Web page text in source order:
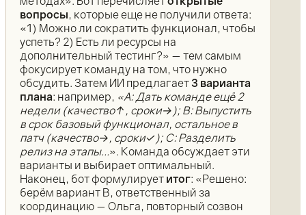
вопросы, которые еще не получили ответа:
«1) Можно ли сократить функционал, чтобы
успеть? 2) Есть ли ресурсы на
дополнительный тестинг?» — тем самым
фокусирует команду на том, что нужно
обсудить. Затем ИИ предлагает 3 варианта
плана: например, «A: Дать команде ещё 2
недели (качество↑, сроки→); B: Выпустить
в срок базовый функционал, остальное в
патч (качество→, сроки✓); C: Разделить
релиз на этапы...». Команда обсуждает эти
варианты и выбирает оптимальный.
Наконец, бот формулирует итог: «Решено:
берём вариант B, ответственный за
координацию — Ольга, повторный созвон